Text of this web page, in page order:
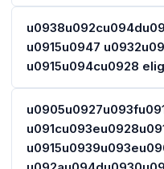
u0915u0947
u0915u094cu0928